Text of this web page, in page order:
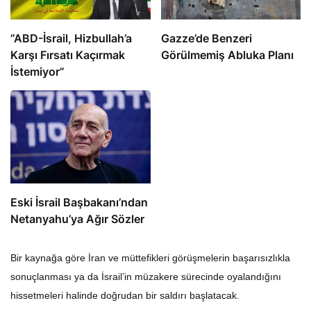
​​​​​​​”ABD-İsrail, Hizbullah’a
Karşı Fırsatı Kaçırmak
İstemiyor”
​​​​​​​Gazze’de Benzeri
Görülmemiş Abluka Planı
Eski İsrail Başbakanı’ndan
Netanyahu’ya Ağır Sözler
Bir kaynağa göre İran ve müttefikleri görüşmelerin başarısızlıkla
sonuçlanması ya da İsrail’in müzakere sürecinde oyalandığını
hissetmeleri halinde doğrudan bir saldırı başlatacak.